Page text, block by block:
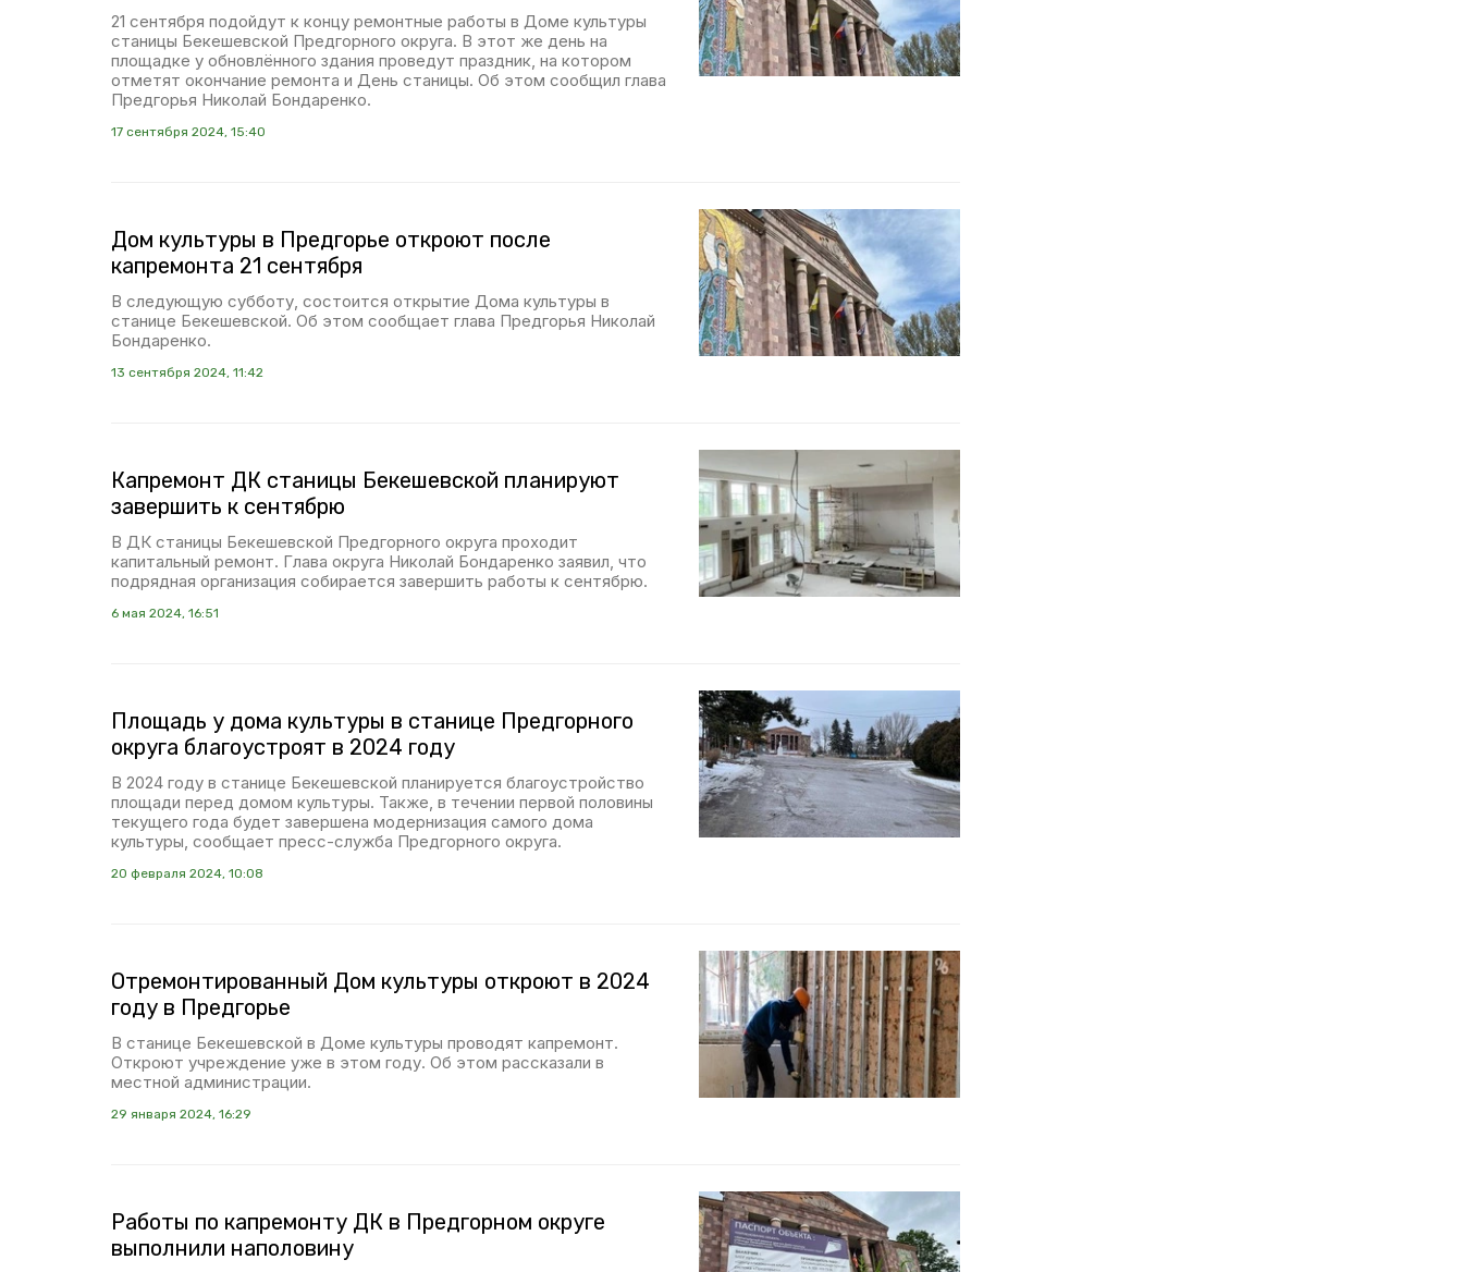
21 сентября подойдут к концу ремонтные работы в Доме культуры
станицы Бекешевской Предгорного округа. В этот же день на
площадке у обновлённого здания проведут праздник, на котором
отметят окончание ремонта и День станицы. Об этом сообщил глава
Предгорья Николай Бондаренко.
17 сентября 2024, 15:40
Дом культуры в Предгорье откроют после
капремонта 21 сентября
В следующую субботу, состоится открытие Дома культуры в
станице Бекешевской. Об этом сообщает глава Предгорья Николай
Бондаренко.
13 сентября 2024, 11:42
Капремонт ДК станицы Бекешевской планируют
завершить к сентябрю
В ДК станицы Бекешевской Предгорного округа проходит
капитальный ремонт. Глава округа Николай Бондаренко заявил, что
подрядная организация собирается завершить работы к сентябрю.
6 мая 2024, 16:51
Площадь у дома культуры в станице Предгорного
округа благоустроят в 2024 году
В 2024 году в станице Бекешевской планируется благоустройство
площади перед домом культуры. Также, в течении первой половины
текущего года будет завершена модернизация самого дома
культуры, сообщает пресс-служба Предгорного округа.
20 февраля 2024, 10:08
Отремонтированный Дом культуры откроют в 2024
году в Предгорье
В станице Бекешевской в Доме культуры проводят капремонт.
Откроют учреждение уже в этом году. Об этом рассказали в
местной администрации.
29 января 2024, 16:29
Работы по капремонту ДК в Предгорном округе
выполнили наполовину